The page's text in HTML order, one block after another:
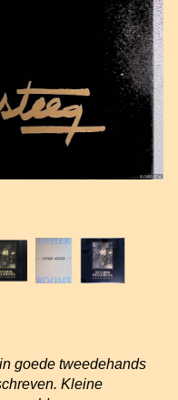
goede tweedehands
Kleine